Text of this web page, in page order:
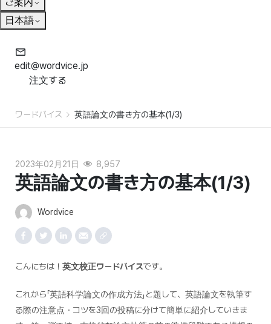
日本語
edit@wordvice.jp
注文する
ワードバイス 英語論文の書き方の基本(1/3)
2023年02月21日 8,957
英語論文の書き方の基本(1/3)
Wordvice
こんにちは！ 英文校正ワードバイスです。
これから「英語科学論文の作成方法」と題して、英語論文を執筆す
る際の注意点・コツを3回の投稿に分けて簡単に紹介していきま